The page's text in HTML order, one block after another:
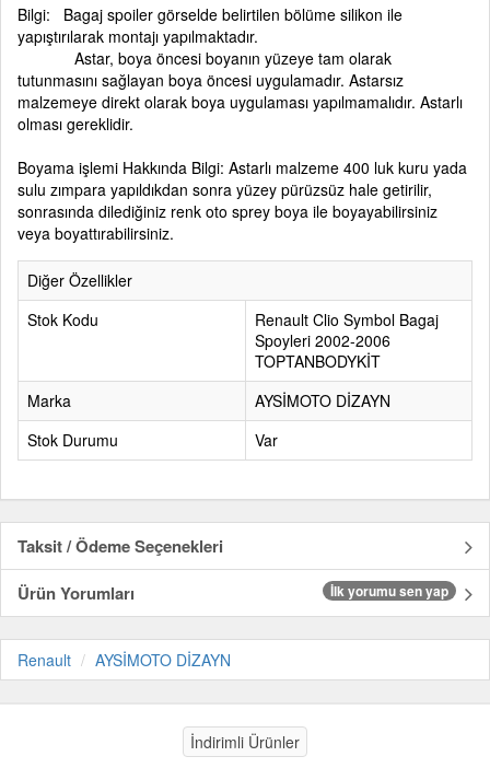
Bilgi: Bagaj spoiler görselde belirtilen bölüme silikon ile
yapıştırılarak montajı yapılmaktadır.
Astar, boya öncesi boyanın yüzeye tam olarak
tutunmasını sağlayan boya öncesi uygulamadır. Astarsız
malzemeye direkt olarak boya uygulaması yapılmamalıdır. Astarlı
olması gereklidir.
Boyama işlemi Hakkında Bilgi: Astarlı malzeme 400 luk kuru yada
sulu zımpara yapıldıkdan sonra yüzey pürüzsüz hale getirilir,
sonrasında dilediğiniz renk oto sprey boya ile boyayabilirsiniz
veya boyattırabilirsiniz.
Diğer Özellikler
Stok Kodu
Renault Clio Symbol Bagaj
Spoyleri 2002-2006
TOPTANBODYKİT
Marka
AYSİMOTO DİZAYN
Stok Durumu
Var
Taksit / Ödeme Seçenekleri
Ürün Yorumları
İlk yorumu sen yap
Renault AYSİMOTO DİZAYN
İndirimli Ürünler